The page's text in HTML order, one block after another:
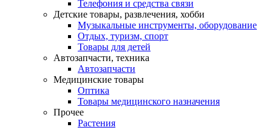
Телефония и средства связи
Детские товары, развлечения, хобби
Музыкальные инструменты, оборудование
Отдых, туризм, спорт
Товары для детей
Автозапчасти, техника
Автозапчасти
Медицинские товары
Оптика
Товары медицинского назначения
Прочее
Растения